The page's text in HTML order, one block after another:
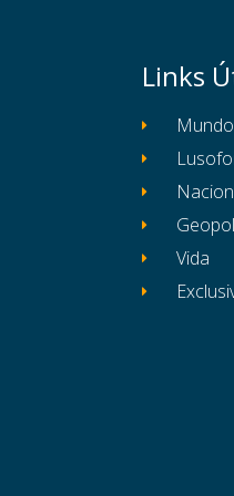
Links
Mundo
Vida